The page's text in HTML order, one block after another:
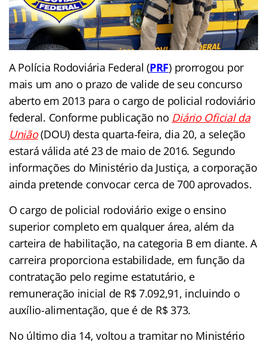
A Polícia Rodoviária Federal (PRF) prorrogou por
mais um ano o prazo de valide de seu concurso
aberto em 2013 para o cargo de policial rodoviário
federal. Conforme publicação no Diário Oficial da
União(DOU) desta quarta-feira, dia 20, a seleção
estará válida até 23 de maio de 2016. Segundo
informações do Ministério da Justiça, a corporação
ainda pretende convocar cerca de 700 aprovados.
O cargo de policial rodoviário exige o ensino
superior completo em qualquer área, além da
carteira de habilitação, na categoria B em diante. A
carreira proporciona estabilidade, em função da
contratação pelo regime estatutário, e
remuneração inicial de R$ 7.092,91, incluindo o
auxílio-alimentação, que é de R$ 373.
No último dia 14, voltou a tramitar no Ministério